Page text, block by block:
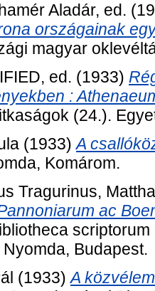
Aladár, ed.
országainak
magyar
ed. (1933)
:
(24.).
(1933)A
Komárom.
Tragurinus,
ac
Budapest.
(1933)A